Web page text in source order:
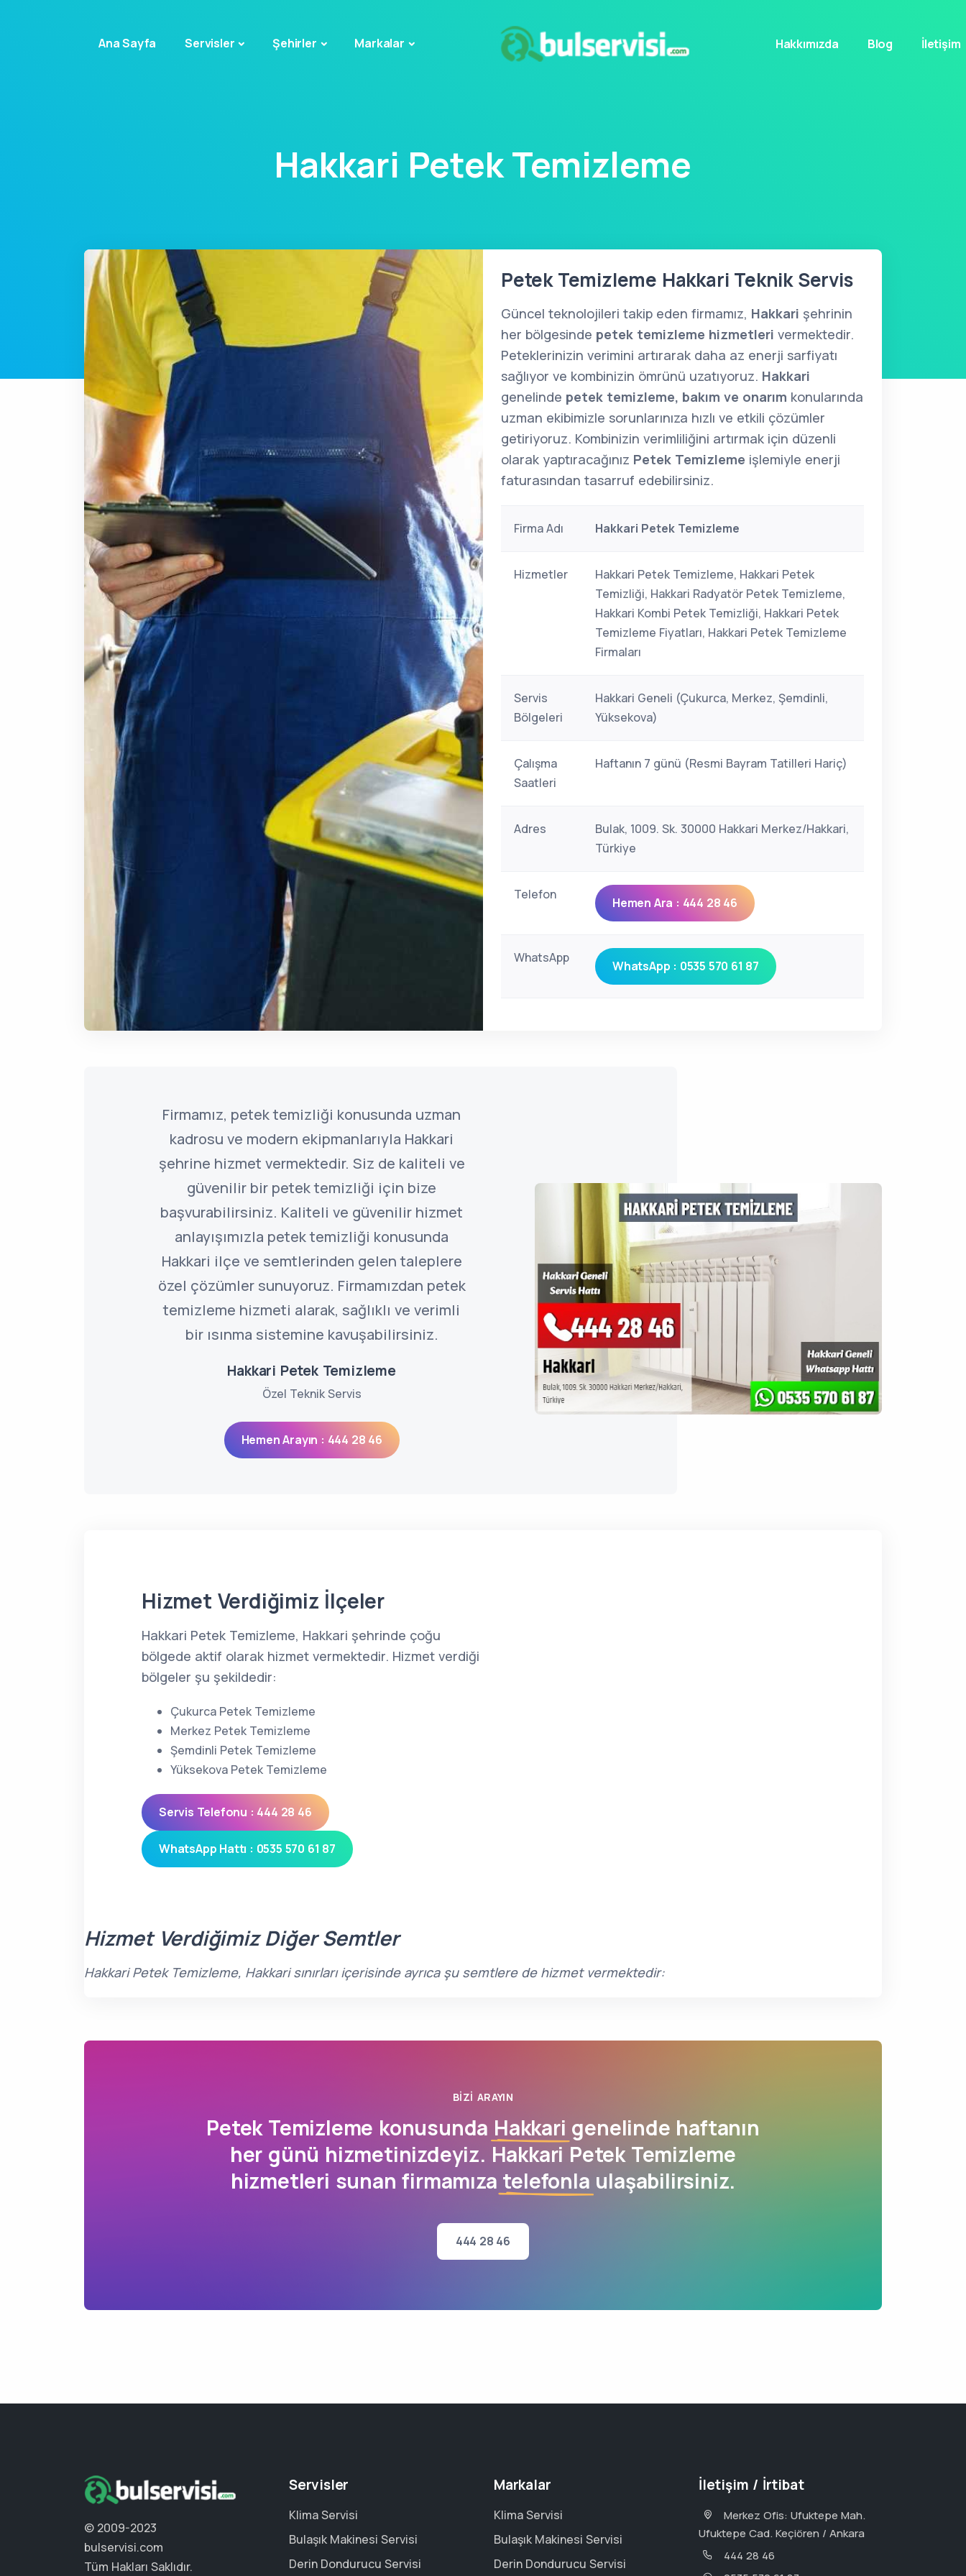
Ana Sayfa Servisler Şehirler Markalar Hakkımızda Blog İletişim
Hakkari Petek Temizleme
Petek Temizleme Hakkari Teknik Servis
Güncel teknolojileri takip eden firmamız, Hakkari şehrinin
her bölgesinde petek temizleme hizmetleri vermektedir.
Peteklerinizin verimini artırarak daha az enerji sarfiyatı
sağlıyor ve kombinizin ömrünü uzatıyoruz. Hakkari
genelinde petek temizleme, bakım ve onarım konularında
uzman ekibimizle sorunlarınıza hızlı ve etkili çözümler
getiriyoruz. Kombinizin verimliliğini artırmak için düzenli
olarak yaptıracağınız Petek Temizleme işlemiyle enerji
faturasından tasarruf edebilirsiniz.
Firma Adı Hakkari Petek Temizleme
Hizmetler
Hakkari Petek Temizleme, Hakkari Petek
Temizliği, Hakkari Radyatör Petek Temizleme,
Hakkari Kombi Petek Temizliği, Hakkari Petek
Temizleme Fiyatları, Hakkari Petek Temizleme
Firmaları
Servis
Bölgeleri
Hakkari Geneli (Çukurca, Merkez, Şemdinli,
Yüksekova)
Çalışma
Saatleri
Haftanın 7 günü (Resmi Bayram Tatilleri Hariç)
Adres
Bulak, 1009. Sk. 30000 Hakkari Merkez/Hakkari,
Türkiye
Telefon
Hemen Ara : 444 28 46
WhatsApp
WhatsApp : 0535 570 61 87
Firmamız, petek temizliği konusunda uzman
kadrosu ve modern ekipmanlarıyla Hakkari
şehrine hizmet vermektedir. Siz de kaliteli ve
güvenilir bir petek temizliği için bize
başvurabilirsiniz. Kaliteli ve güvenilir hizmet
anlayışımızla petek temizliği konusunda
Hakkari ilçe ve semtlerinden gelen taleplere
özel çözümler sunuyoruz. Firmamızdan petek
temizleme hizmeti alarak, sağlıklı ve verimli
bir ısınma sistemine kavuşabilirsiniz.
Hakkari Petek Temizleme
Özel Teknik Servis
Hemen Arayın : 444 28 46
Hizmet Verdiğimiz İlçeler
Hakkari Petek Temizleme, Hakkari şehrinde çoğu
bölgede aktif olarak hizmet vermektedir. Hizmet verdiği
bölgeler şu şekildedir:
Çukurca Petek Temizleme
Merkez Petek Temizleme
Şemdinli Petek Temizleme
Yüksekova Petek Temizleme
Servis Telefonu : 444 28 46
WhatsApp Hattı : 0535 570 61 87
Hizmet Verdiğimiz Diğer Semtler
Hakkari Petek Temizleme, Hakkari sınırları içerisinde ayrıca şu semtlere de hizmet vermektedir:
BIZI ARAYIN
Petek Temizleme konusunda Hakkari genelinde haftanın
her günü hizmetinizdeyiz. Hakkari Petek Temizleme
hizmetleri sunan firmamıza telefonla ulaşabilirsiniz.
444 28 46
© 2009-2023
bulservisi.com
Tüm Hakları Saklıdır.
Servisler
Klima Servisi
Bulaşık Makinesi Servisi
Derin Dondurucu Servisi
Markalar
Klima Servisi
Bulaşık Makinesi Servisi
Derin Dondurucu Servisi
İletişim / İrtibat
Merkez Ofis: Ufuktepe Mah.
Ufuktepe Cad. Keçiören / Ankara
444 28 46